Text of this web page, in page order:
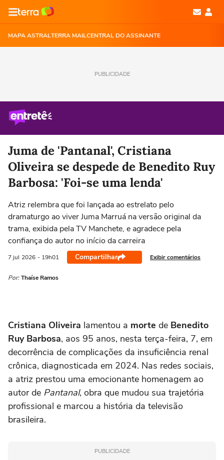
MAPA ASTRALTERRA MAILCENTRAL DO ASSINANTE
PUBLICIDADE
Juma de 'Pantanal', Cristiana
Oliveira se despede de Benedito Ruy
Barbosa: 'Foi-se uma lenda'
Atriz relembra que foi lançada ao estrelato pelo
dramaturgo ao viver Juma Marruá na versão original da
trama, exibida pela TV Manchete, e agradece pela
confiança do autor no início da carreira
7 jul 2026 - 19h01 Compartilhar Exibir comentários
Por: Thaíse Ramos
Cristiana Oliveira lamentou a morte de Benedito
Ruy Barbosa, aos 95 anos, nesta terça-feira, 7, em
decorrência de complicações da insuficiência renal
crônica, diagnosticada em 2024. Nas redes sociais,
a atriz prestou uma emocionante homenagem ao
autor de Pantanal, obra que mudou sua trajetória
profissional e marcou a história da televisão
brasileira.
PUBLICIDADE